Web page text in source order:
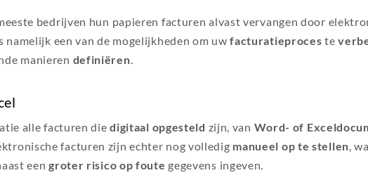
bedrijven hun papieren facturen alvast vervangen door
namelijk een van de mogelijkheden om uwfacturatieproceste
manieren definiëren.
alle facturen diedigitaal opgesteld zijn, van Word- of
facturen zijn echter nog volledig manueel op te stellen,
eengroter risico op foute gegevens ingeven.